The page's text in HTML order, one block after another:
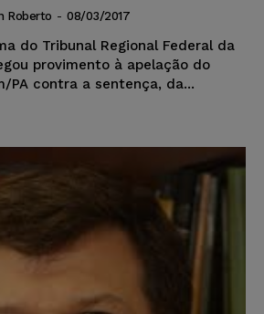
Roberto - 08/03/2017
do Tribunal Regional Federal da
provimento à apelação do
PA contra a sentença, da...